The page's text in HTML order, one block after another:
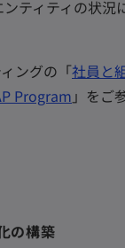
ティティの状況
ングの「社員と
Program 」をご
の構築